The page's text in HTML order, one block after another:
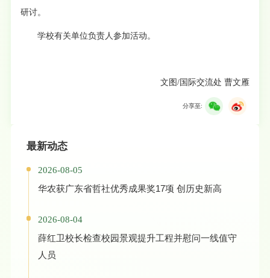
研讨。
学校有关单位负责人参加活动。
文图/国际交流处 曹文雁
分享至:
最新动态
2026-08-05
华农获广东省哲社优秀成果奖17项 创历史新高
2026-08-04
薛红卫校长检查校园景观提升工程并慰问一线值守
人员